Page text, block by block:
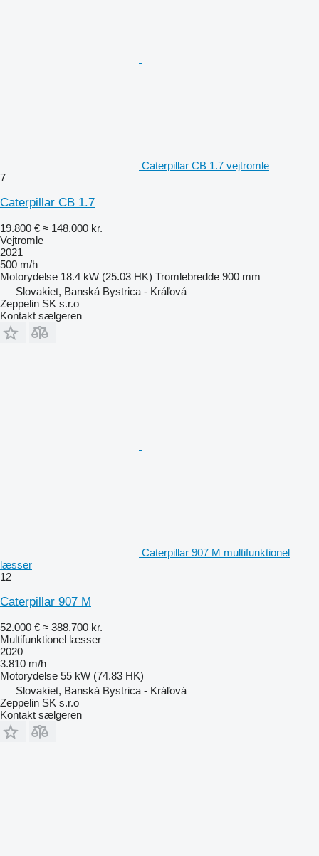
Caterpillar CB 1.7 vejtromle
7
Caterpillar CB 1.7
19.800 € ≈ 148.000 kr.
Vejtromle
2021
500 m/h
Motorydelse 18.4 kW (25.03 HK) Tromlebredde 900 mm
Slovakiet, Banská Bystrica - Kráľová
Zeppelin SK s.r.o
Kontakt sælgeren
Caterpillar 907 M multifunktionel
læsser
12
Caterpillar 907 M
52.000 € ≈ 388.700 kr.
Multifunktionel læsser
2020
3.810 m/h
Motorydelse 55 kW (74.83 HK)
Slovakiet, Banská Bystrica - Kráľová
Zeppelin SK s.r.o
Kontakt sælgeren